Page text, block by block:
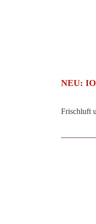
NEU:
Frischluft